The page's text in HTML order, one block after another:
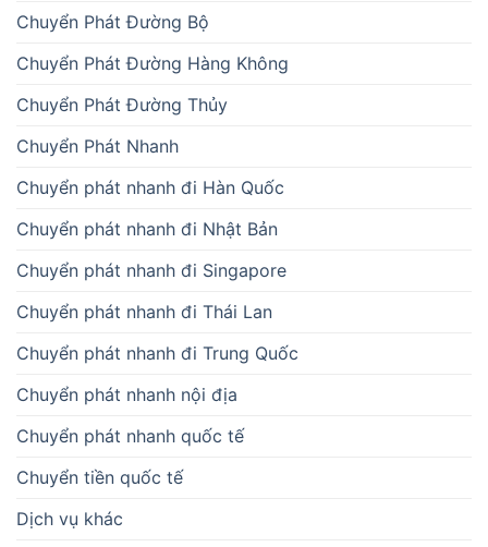
Chuyển Phát Đường Bộ
Chuyển Phát Đường Hàng Không
Chuyển Phát Đường Thủy
Chuyển Phát Nhanh
Chuyển phát nhanh đi Hàn Quốc
Chuyển phát nhanh đi Nhật Bản
Chuyển phát nhanh đi Singapore
Chuyển phát nhanh đi Thái Lan
Chuyển phát nhanh đi Trung Quốc
Chuyển phát nhanh nội địa
Chuyển phát nhanh quốc tế
Chuyển tiền quốc tế
Dịch vụ khác